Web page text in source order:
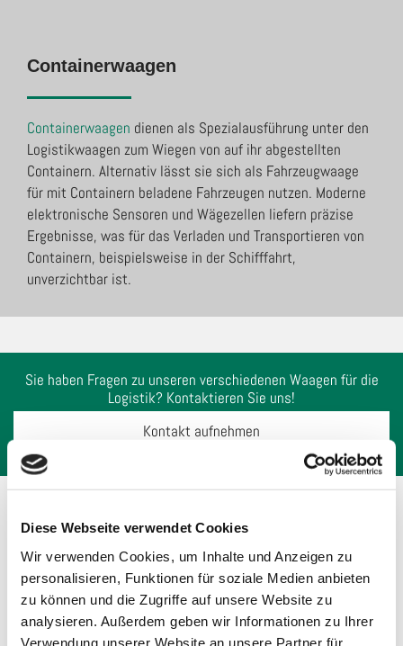
Diese Webseite verwendet Cookies
Wir verwenden Cookies, um Inhalte und Anzeigen zu
personalisieren, Funktionen für soziale Medien anbieten
zu können und die Zugriffe auf unsere Website zu
analysieren. Außerdem geben wir Informationen zu Ihrer
Verwendung unserer Website an unsere Partner für
Containerwaagen
Containerwaagen dienen als Spezialausführung unter den
Logistikwaagen zum Wiegen von auf ihr abgestellten
Containern. Alternativ lässt sie sich als Fahrzeugwaage
für mit Containern beladene Fahrzeugen nutzen. Moderne
elektronische Sensoren und Wägezellen liefern präzise
Ergebnisse, was für das Verladen und Transportieren von
Containern, beispielsweise in der Schifffahrt,
unverzichtbar ist.
Sie haben Fragen zu unseren verschiedenen Waagen für die
Logistik? Kontaktieren Sie uns!
Kontakt aufnehmen
Vorteile von MeWa als Partner für
Logistikwaagen
Wir verbinden ein auf Ihre Verwendungszwecke
zugeschnittenes Angebot an Waagen mit einem umfassenden